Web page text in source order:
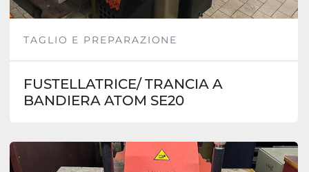
TAGLIO E PREPARAZIONE
FUSTELLATRICE/ TRANCIA A
BANDIERA ATOM SE20